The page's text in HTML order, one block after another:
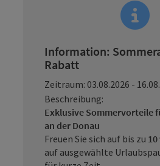
Information:
Rabatt
Zeitraum: 03.08.2026 -
Beschreibung:
Exklusive Sommervorteile
an der Donau
Freuen Sie sich auf bis zu
auf ausgewählte